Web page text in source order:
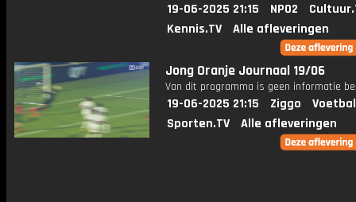
19-06-2025 21:15 NPO2
Kennis.TV
Alle afleveringen
Jong Oranje Journaal 19/06
Van dit programma is geen informatie
19-06-2025 21:15 Ziggo
Sporten.TV
Alle afleveringen